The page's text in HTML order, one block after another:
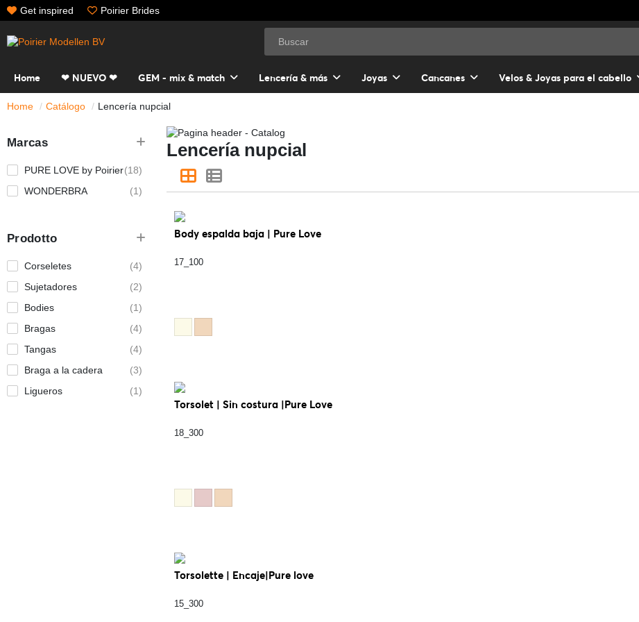
Get inspired Poirier Brides
Home ❤ NUEVO ❤ GEM - mix & match Lencería & más Joyas Cancanes Velos & Joyas para el cabello
Home Catálogo Lencería nupcial
Marcas
PURE LOVE by Poirier(18)
WONDERBRA
(1)
Prodotto
Corseletes
(4)
Sujetadores
(2)
Bodies
(1)
Bragas
(4)
Tangas
(4)
Braga a la cadera
(3)
Ligueros
(1)
Lencería nupcial
Body espalda baja | Pure Love
17_100
Torsolet | Sin costura |Pure Love
18_300
Torsolette | Encaje|Pure love
15_300